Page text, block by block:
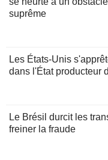
suprême
Les États-Unis
dans l'État producteur
Le Brésil durcit les
freiner la fraude